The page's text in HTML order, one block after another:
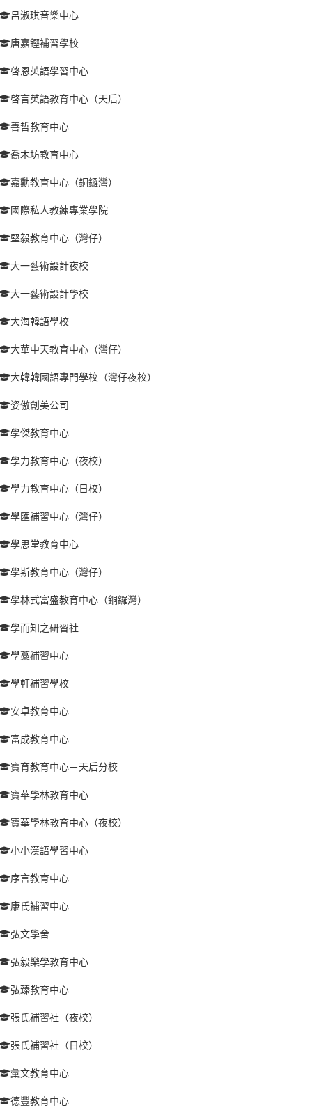
呂淑琪音樂中心
唐嘉鏗補習學校
啓恩英語學習中心
啓言英語教育中心（天后）
善哲教育中心
喬木坊教育中心
嘉勳教育中心（銅鑼灣）
國際私人教練專業學院
堅毅教育中心（灣仔）
大一藝術設計夜校
大一藝術設計學校
大海韓語學校
大華中天教育中心（灣仔）
大韓韓國語專門學校（灣仔夜校）
姿傲創美公司
學傑教育中心
學力教育中心（夜校）
學力教育中心（日校）
學匯補習中心（灣仔）
學思堂教育中心
學斯教育中心（灣仔）
學林式富盛教育中心（銅鑼灣）
學而知之研習社
學藁補習中心
學軒補習學校
安卓教育中心
富成教育中心
寶育教育中心－天后分校
寶華學林教育中心
寶華學林教育中心（夜校）
小小漢語學習中心
序言教育中心
康氏補習中心
弘文學舍
弘毅樂學教育中心
弘臻教育中心
張氏補習社（夜校）
張氏補習社（日校）
彙文教育中心
德豐教育中心